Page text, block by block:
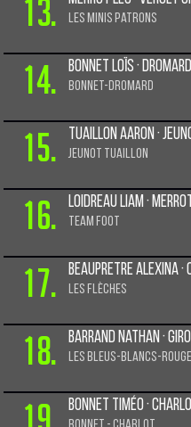
13. Les minis patrons
14. Bonnet Loïs ·
BONNET-DROMARD
15. Tuaillon Aaron ·
Jeunot Tuaillon
16. Loidreau Liam ·
team foot
17. Beaupretre Alexina ·
les flèches
18. Barrand Nathan ·
Les bleus-blancs-
Bonnet Timéo ·